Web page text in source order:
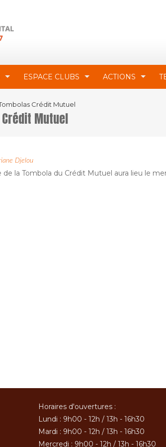
ESPACE CLUBS ACTIONS
Crédit Mutuel
Mutuel
Djelou
la Tombola du Crédit Mutuel aura lieu le
Horaires d'ouvertures :
Lundi : 9h00 - 12h / 13h - 16h30
Mardi : 9h00 - 12h / 13h - 16h30
Mercredi : 9h00 - 12h / 13h - 16h30